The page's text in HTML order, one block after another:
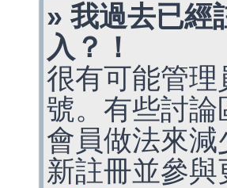
» 我過去已經
入？！
很有可能管
號。有些討
會員做法來
新註冊並參